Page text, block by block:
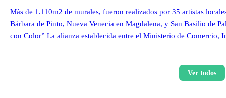
Más de 1.110m2 de murales, fueron realizados por 35 artistas
Bárbara de Pinto, Nueva Venecia en Magdalena, y San Basilio de
con Color” La alianza establecida entre el Ministerio de
Ver todos